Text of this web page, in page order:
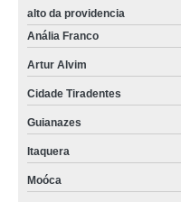
alto da providencia
Anália Franco
Artur Alvim
Cidade Tiradentes
Guianazes
Itaquera
Moóca